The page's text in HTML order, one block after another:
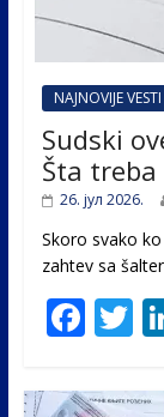
NAJNOVIJE VESTI
Sudski
Šta treba
26. јул 2026.
Skoro svako
zahtev sa
F
e
T